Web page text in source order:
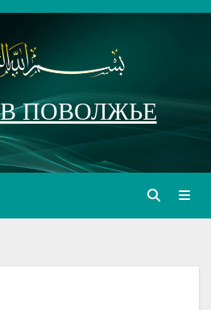
ПОВОЛЖЬЕ